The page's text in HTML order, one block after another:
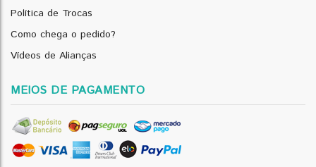
Política de Trocas
Como chega o pedido?
Vídeos de Alianças
MEIOS DE PAGAMENTO